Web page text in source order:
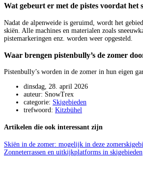
Wat gebeurt er met de pistes voordat het
Nadat de alpenweide is geruimd, wordt het
skiën. Alle machines en materialen zoals
pistemarkeringen enz. worden weer opgesteld.
Waar brengen pistenbully’s de zomer
Pistenbully’s worden in de zomer in hun eigen
dinsdag, 28. april 2026
auteur: SnowTrex
categorie: Skigebieden
trefwoord: Kitzbühel
Artikelen die ook interessant zijn
Skiën in de zomer: mogelijk in deze
Zonneterrassen en uitkijkplatforms in skigebieden